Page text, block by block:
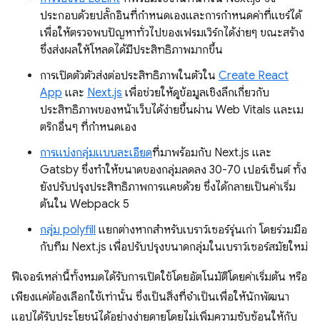
ประกอบด้วยปลั๊กอินที่กำหนดเองและการกำหนดค่าที่แชร์ได้
เพื่อให้ตรวจพบปัญหาทั่วไปของเฟรมเวิร์กได้ง่ายๆ ขณะสร้าง
ซึ่งส่งผลให้โหลดได้มีประสิทธิภาพมากขึ้น
การเปิดตัวตัวส่งต่อประสิทธิภาพในตัวใน Create React
App และ Next.js เพื่อช่วยให้ดูข้อมูลเชิงลึกเกี่ยวกับ
ประสิทธิภาพของหน้าเว็บได้ง่ายขึ้นผ่าน Web Vitals และเม
ตริกอื่นๆ ที่กําหนดเอง
การแบ่งกลุ่มแบบละเอียดที่มาพร้อมกับ Next.js และ
Gatsby ซึ่งทำให้ขนาดของกลุ่มลดลง 30-70 เปอร์เซ็นต์ ทั้ง
ยังปรับปรุงประสิทธิภาพการแคชด้วย ซึ่งได้กลายเป็นค่าเริ่ม
ต้นใน Webpack 5
กลุ่ม polyfill แยกต่างหากสําหรับเบราว์เซอร์รุ่นเก่า โดยร่วมมือ
กับทีม Next.js เพื่อปรับปรุงขนาดกลุ่มในเบราว์เซอร์สมัยใหม่
ฟีเจอร์เหล่านี้ทั้งหมดได้รับการเปิดใช้โดยอัตโนมัติโดยค่าเริ่มต้น หรือ
เพียงแค่ต้องเลือกใช้เท่านั้น ซึ่งเป็นสิ่งที่จําเป็นเพื่อให้นักพัฒนา
แอปได้รับประโยชน์ได้อย่างง่ายดายโดยไม่เพิ่มความซับซ้อนให้กับ